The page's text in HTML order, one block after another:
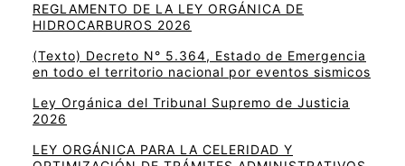
REGLAMENTO DE LA LEY ORGÁNICA DE
HIDROCARBUROS 2026
(Texto) Decreto N° 5.364, Estado de Emergencia
en todo el territorio nacional por eventos sismicos
Ley Orgánica del Tribunal Supremo de Justicia
2026
LEY ORGÁNICA PARA LA CELERIDAD Y